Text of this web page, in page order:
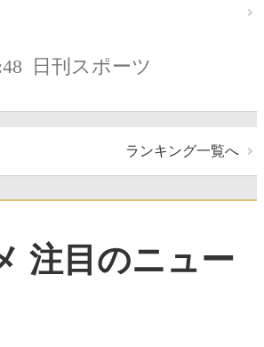
日刊スポーツ
ランキング一覧へ
注目のニュー